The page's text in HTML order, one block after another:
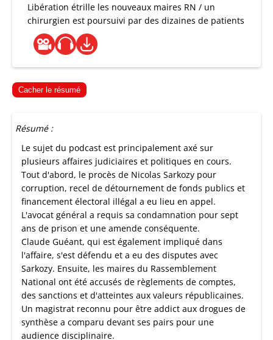
Libération étrille les nouveaux maires RN / un
chirurgien est poursuivi par des dizaines de patients
Cacher le résumé
Résumé :
Le sujet du podcast est principalement axé sur
plusieurs affaires judiciaires et politiques en cours.
Tout d'abord, le procès de Nicolas Sarkozy pour
corruption, recel de détournement de fonds publics et
financement électoral illégal a eu lieu en appel.
L'avocat général a requis sa condamnation pour sept
ans de prison et une amende conséquente.
Claude Guéant, qui est également impliqué dans
l'affaire, s'est défendu et a eu des disputes avec
Sarkozy. Ensuite, les maires du Rassemblement
National ont été accusés de règlements de comptes,
des sanctions et d'atteintes aux valeurs républicaines.
Un magistrat reconnu pour être addict aux drogues de
synthèse a comparu devant ses pairs pour une
audience disciplinaire.